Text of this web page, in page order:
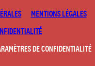
MENTIONS LÉGALES
DE CONFIDENTIALITÉ